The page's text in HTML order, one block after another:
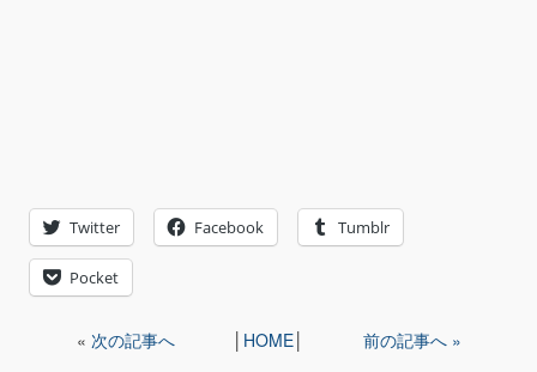
Twitter Facebook Tumblr
Pocket
« 次の記事へ HOME 前の記事へ »